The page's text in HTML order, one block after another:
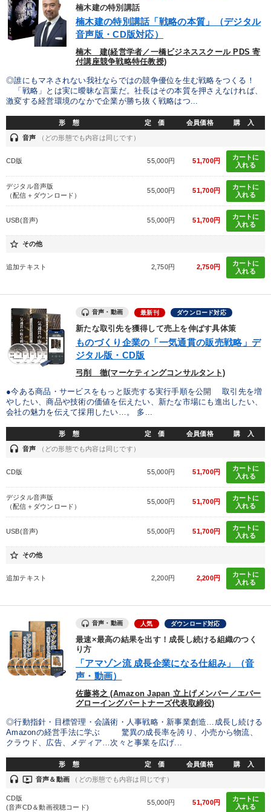
楠木建の特別講話
楠木建の特別講話「戦略の本質」（デジタル
音声版・CD版対応）
楠木 建(経営学者／一橋ビジネススクール PDS 寄
付講座競争戦略特任教授)
◎誰にもマネされない我社ならではの競争優位を生む戦略をつくる！
「戦略」とは実に曖昧な言葉だ。社長はその本質を押さえなければ、
激変する経営環境のなかで企業が勝ち抜く戦略はつ...
形 態 定 価 会員価格 購 入
headset 音声 （どの形態でも内容は同じです）
CD版 55,000円 51,700円
カートに
入れる
デジタル音声版
（配信＋ダウンロード）
55,000円 51,700円
カートに
入れる
USB(音声) 55,000円 51,700円
カートに
入れる
star_border その他
追加テキスト 2,750円 2,750円
カートに
入れる
音声・動画 最新刊 ダウンロード対応
新たな取引先を獲得して売上を伸ばす具体策
ものづくり企業の「一気通貫の販売戦略」デ
ジタル版・CD版
弓削 徹(マーケティングコンサルタント)
●今ある商品・サービスをもっと販売する実行手順を公開 取引先を増
やしたい、商品や技術の価値を伝えたい、新たな市場にも進出したい、
会社の魅力を伝えて採用したい…。 多...
形 態 定 価 会員価格 購 入
headset 音声 （どの形態でも内容は同じです）
CD版 55,000円 51,700円
カートに
入れる
デジタル音声版
（配信＋ダウンロード）
55,000円 51,700円
カートに
入れる
USB(音声) 55,000円 51,700円
カートに
入れる
star_border その他
追加テキスト 2,200円 2,200円
カートに
入れる
音声・動画 人気 ダウンロード対応
最速×最高の結果を出す！成長し続ける組織のつく
り方
「アマゾン流 成長企業になる仕組み」（音
声・動画）
佐藤将之 (Amazon Japan 立上げメンバー／エバー
グローイングパートナーズ代表取締役)
◎行動指針・目標管理・会議術・人事戦略・新事業創造…成長し続ける
Amazonの経営手法に学ぶ 驚異の成長率を誇り、小売から物流、
クラウド、広告、メディア…次々と事業を広げ...
形 態 定 価 会員価格 購 入
headset ondemand_video 音声＆動画 （どの形態でも内容は同じです）
CD版
(音声CD＆動画視聴コード)
55,000円 51,700円
カートに
入れる